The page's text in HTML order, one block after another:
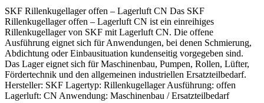
SKF Rillenkugellager offen – Lagerluft CN Das SKF
Rillenkugellager offen – Lagerluft CN ist ein einreihiges
Rillenkugellager von SKF mit Lagerluft CN. Die offene
Ausführung eignet sich für Anwendungen, bei denen Schmierung,
Abdichtung oder Einbausituation kundenseitig vorgegeben sind.
Das Lager eignet sich für Maschinenbau, Pumpen, Rollen, Lüfter,
Fördertechnik und den allgemeinen industriellen Ersatzteilbedarf.
Hersteller: SKF Lagertyp: Rillenkugellager Ausführung: offen
Lagerluft: CN Anwendung: Maschinenbau / Ersatzteilbedarf